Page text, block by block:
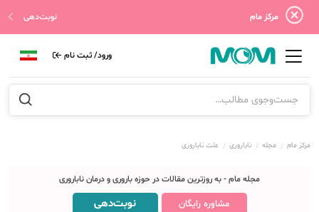
مرکز مام نوبت‌دهی
ورود/ ثبت نام
مرکز مام مجله ناباروری علت ناباروری
مجله مام - به روزترین مقالات در حوزه باروری و درمان ناباروری
مشاوره رایگان نوبت‌دهی